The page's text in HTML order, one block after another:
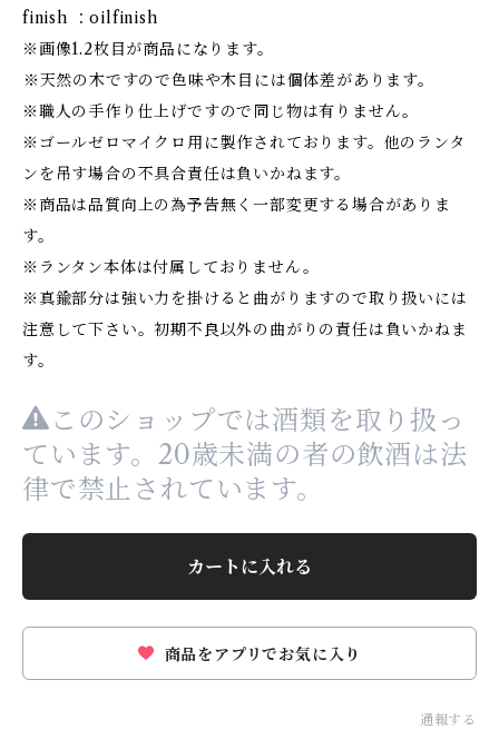
finish ：oilfinish
※画像1.2枚目が商品になります。
⁡※天然の木ですので色味や木目には個体差があります。
※職人の手作り仕上げですので同じ物は有りません。
※ゴールゼロマイクロ用に製作されております。他のランタ
ンを吊す場合の不具合責任は負いかねます。
※商品は品質向上の為予告無く一部変更する場合がありま
す。
※ランタン本体は付属しておりません。
※真鍮部分は強い力を掛けると曲がりますので取り扱いには
注意して下さい。初期不良以外の曲がりの責任は負いかねま
す。
このショップでは酒類を取り扱っ
ています。20歳未満の者の飲酒は法
律で禁止されています。
カートに入れる
商品をアプリでお気に入り
通報する